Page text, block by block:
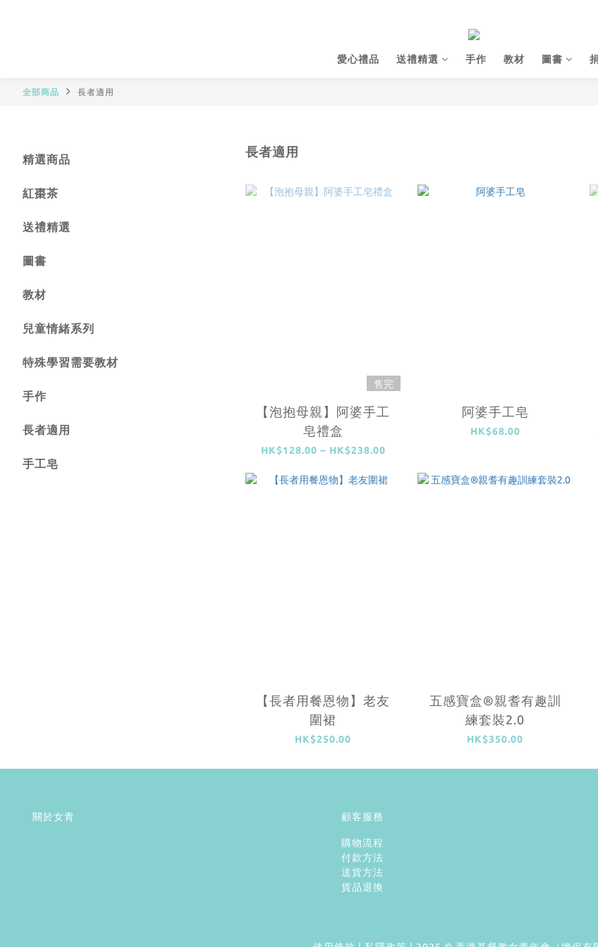
愛心禮品 送禮精選 手作 教材 圖書
全部商品 長者適用
精選商品
紅棗茶
送禮精選
圖書
教材
兒童情緒系列
特殊學習需要教材
手作
長者適用
手工皂
長者適用
售完
【泡抱母親】阿婆手工
皂禮盒
HK$128.00 ~ HK$238.00
阿婆手工皂
HK$68.00
【長者用餐恩物】老友
圍裙
HK$250.00
五感寶盒®親耆有趣訓
練套裝2.0
HK$350.00
關於女青 顧客服務
購物流程
付款方法
送貨方法
貨品退換